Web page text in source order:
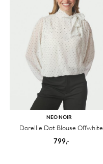
NEO NOIR
Dorellie Dot Blouse Offwhite
799,-